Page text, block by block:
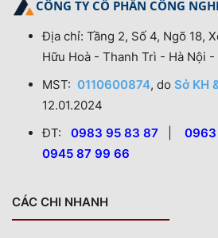
CÔNG TY CỔ PHẦN CÔNG
Địa chỉ: Tầng 2, Số 4, Ngõ 18,
Hữu Hoà - Thanh Trì - Hà Nội -
MST:0110600874, doSở KH
12.01.2024
ĐT:0983 95 83 87 |
0945 87 99 66
CÁC CHI NHANH